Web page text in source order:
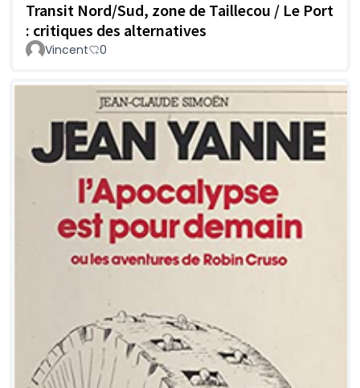
Transit Nord/Sud, zone de Taillecou / Le Port
: critiques des alternatives
Vincent 0